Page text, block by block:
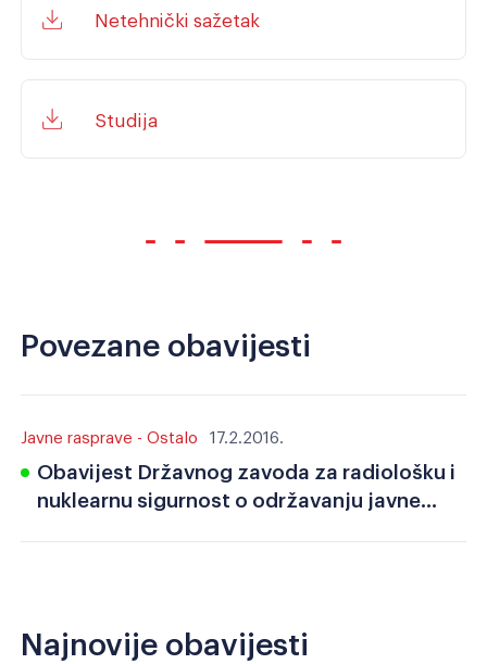
Netehnički sažetak
Studija
Povezane obavijesti
Javne rasprave - Ostalo 17.2.2016.
Obavijest Državnog zavoda za radiološku i
nuklearnu sigurnost o održavanju javne
Najnovije obavijesti